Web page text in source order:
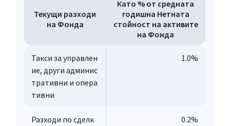
Текущи разходи
на Фонда
Като % от средната
годишна Нетната
стойност на активите
на Фонда
Такси за управлен
ие, други админис
тративни и опера
тивни
1.0%
Разходи по сделк
0.2%